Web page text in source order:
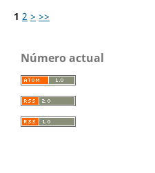
1 2 > >>
Número actual